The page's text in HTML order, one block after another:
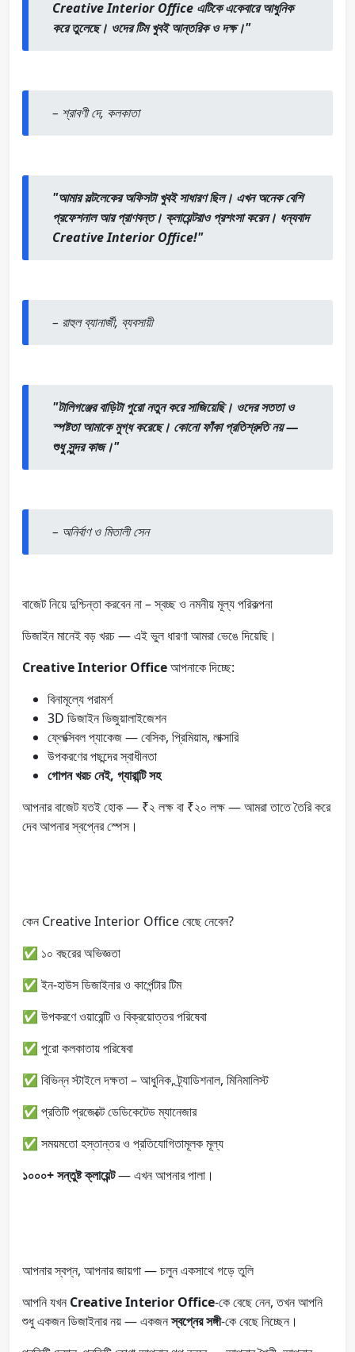
Creative Interior Office এটিকে একেবারে আধুনিক
করে তুলেছে। ওদের টিম খুবই আন্তরিক ও দক্ষ।"
– শ্রাবণী দে, কলকাতা
"আমার সল্টলেকের অফিসটা খুবই সাধারণ ছিল। এখন অনেক বেশি
প্রফেশনাল আর প্রাণবন্ত। ক্লায়েন্টরাও প্রশংসা করেন। ধন্যবাদ
Creative Interior Office!"
– রাহুল ব্যানার্জী, ব্যবসায়ী
"টালিগঞ্জের বাড়িটা পুরো নতুন করে সাজিয়েছি। ওদের সততা ও
স্পষ্টতা আমাকে মুগ্ধ করেছে। কোনো ফাঁকা প্রতিশ্রুতি নয় —
শুধু সুন্দর কাজ।"
– অনির্বাণ ও মিতালী সেন
বাজেট নিয়ে দুশ্চিন্তা করবেন না – স্বচ্ছ ও নমনীয় মূল্য পরিকল্পনা
ডিজাইন মানেই বড় খরচ — এই ভুল ধারণা আমরা ভেঙে দিয়েছি।
Creative Interior Officeআপনাকে দিচ্ছে:
বিনামূল্যে পরামর্শ
3D ডিজাইন ভিজুয়ালাইজেশন
ফ্লেক্সিবল প্যাকেজ — বেসিক, প্রিমিয়াম, লাক্সারি
উপকরণের পছন্দের স্বাধীনতা
গোপন খরচ নেই, গ্যারান্টি সহ
আপনার বাজেট যতই হোক — ₹২ লক্ষ বা ₹২০ লক্ষ — আমরা তাতে তৈরি করে
দেব আপনার স্বপ্নের স্পেস।
কেন Creative Interior Office বেছে নেবেন?
✅ ১০ বছরের অভিজ্ঞতা
✅ ইন-হাউস ডিজাইনার ও কার্পেন্টার টিম
✅ উপকরণে ওয়ারেন্টি ও বিক্রয়োত্তর পরিষেবা
✅ পুরো কলকাতায় পরিষেবা
✅ বিভিন্ন স্টাইলে দক্ষতা – আধুনিক, ট্র্যাডিশনাল, মিনিমালিস্ট
✅ প্রতিটি প্রজেক্টে ডেডিকেটেড ম্যানেজার
✅ সময়মতো হস্তান্তর ও প্রতিযোগিতামূলক মূল্য
১০০০+ সন্তুষ্ট ক্লায়েন্ট— এখন আপনার পালা।
আপনার স্বপ্ন, আপনার জায়গা — চলুন একসাথে গড়ে তুলি
আপনি যখন Creative Interior Office-কে বেছে নেন, তখন আপনি
শুধু একজন ডিজাইনার নয় — একজনস্বপ্নের সঙ্গী-কে বেছে নিচ্ছেন।